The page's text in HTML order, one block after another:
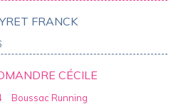
FRANCK
CÉCILE
Boussac Running